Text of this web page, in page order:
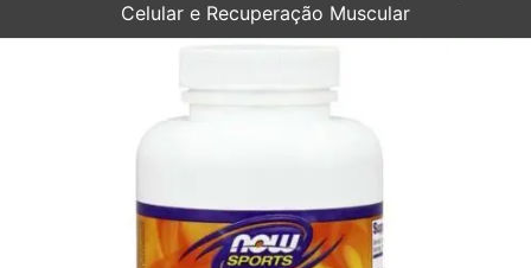
Celular e Recuperação Muscular